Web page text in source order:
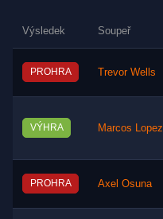
Výsledek Soupeř
PROHRA Trevor Wells
VÝHRA Marcos Lopez
PROHRA Axel Osuna